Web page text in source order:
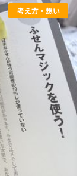
考え方・想い